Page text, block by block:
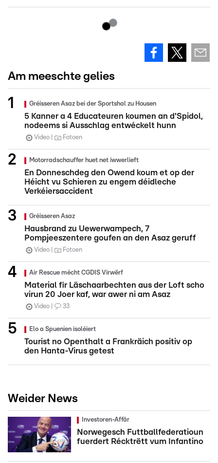
Am meeschte gelies
Gréisseren Asaz bei der Sportshal zu Housen
5 Kanner a 4 Educateuren koumen an d'Spidol,
nodeems si Ausschlag entwéckelt hunn
Video Fotoen
Motorradschauffer huet net iwwerlieft
En Donneschdeg den Owend koum et op der
Héicht vu Schieren zu engem déidleche
Verkéiersaccident
Gréisseren Asaz
Hausbrand zu Uewerwampech, 7
Pompjeeszentere goufen an den Asaz geruff
Video Fotoen
Air Rescue mécht CGDIS Virwërf
Material fir Läschaarbechten aus der Loft scho
virun 20 Joer kaf, war awer ni am Asaz
Video 33
Elo a Spuenien isoléiert
Tourist no Openthalt a Frankräich positiv op
den Hanta-Virus getest
Weider News
Investoren-Affär
Norwegesch Futtballfederatioun
fuerdert Récktrëtt vum Infantino